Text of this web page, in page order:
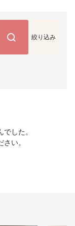
絞り込み
した。
い。